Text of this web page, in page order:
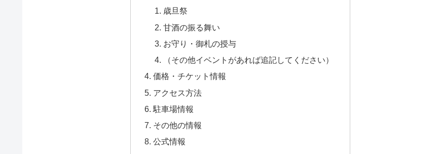
歳旦祭
甘酒の振る舞い
お守り・御札の授与
（その他イベントがあれば追記してください）
価格・チケット情報
アクセス方法
駐車場情報
その他の情報
公式情報